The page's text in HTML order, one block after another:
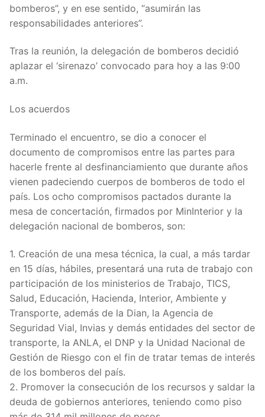
bomberos”, y en ese sentido, “asumirán las
responsabilidades anteriores”.
Tras la reunión, la delegación de bomberos decidió
aplazar el ‘sirenazo’ convocado para hoy a las 9:00
a.m.
Los acuerdos
Terminado el encuentro, se dio a conocer el
documento de compromisos entre las partes para
hacerle frente al desfinanciamiento que durante años
vienen padeciendo cuerpos de bomberos de todo el
país. Los ocho compromisos pactados durante la
mesa de concertación, firmados por MinInterior y la
delegación nacional de bomberos, son:
1. Creación de una mesa técnica, la cual, a más tardar
en 15 días, hábiles, presentará una ruta de trabajo con
participación de los ministerios de Trabajo, TICS,
Salud, Educación, Hacienda, Interior, Ambiente y
Transporte, además de la Dian, la Agencia de
Seguridad Vial, Invias y demás entidades del sector de
transporte, la ANLA, el DNP y la Unidad Nacional de
Gestión de Riesgo con el fin de tratar temas de interés
de los bomberos del país.
2. Promover la consecución de los recursos y saldar la
deuda de gobiernos anteriores, teniendo como piso